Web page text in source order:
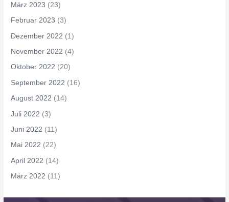
März 2023 (23)
Februar 2023 (3)
Dezember 2022 (1)
November 2022 (4)
Oktober 2022 (20)
September 2022 (16)
August 2022 (14)
Juli 2022 (3)
Juni 2022 (11)
Mai 2022 (22)
April 2022 (14)
März 2022 (11)